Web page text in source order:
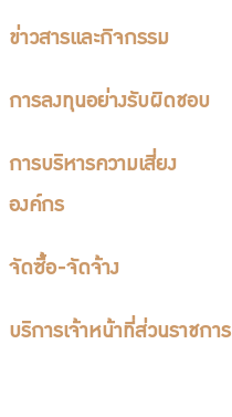
ข่าวสารและกิจกรรม
การลงทุนอย่างรับผิดชอบ
การบริหารความเสี่ยง
องค์กร
จัดซื้อ-จัดจ้าง
บริการเจ้าหน้าที่ส่วนราชการ